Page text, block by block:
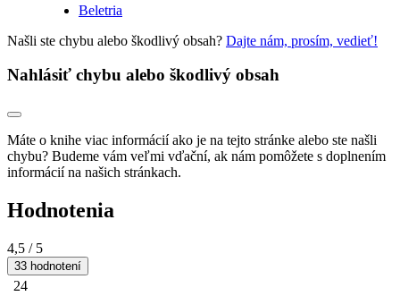
Beletria
Našli ste chybu alebo škodlivý obsah? Dajte nám, prosím, vedieť!
Nahlásiť chybu alebo škodlivý obsah
Máte o knihe viac informácií ako je na tejto stránke alebo ste našli
chybu? Budeme vám veľmi vďační, ak nám pomôžete s doplnením
informácií na našich stránkach.
Hodnotenia
4,5 / 5
33 hodnotení
24